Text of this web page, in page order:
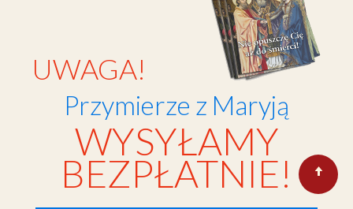
UWAGA!
Przymierze z Maryją
WYSYŁAMY
BEZPŁATNIE!